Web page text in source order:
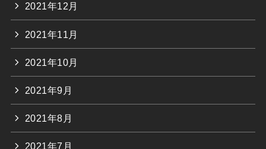
2021年12月
2021年11月
2021年10月
2021年9月
2021年8月
2021年7月